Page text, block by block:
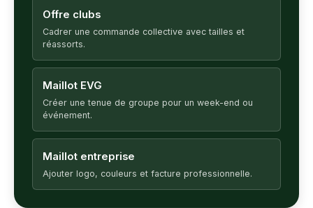
Offre clubs
Cadrer une commande collective avec tailles et
réassorts.
Maillot EVG
Créer une tenue de groupe pour un week-end ou
événement.
Maillot entreprise
Ajouter logo, couleurs et facture professionnelle.